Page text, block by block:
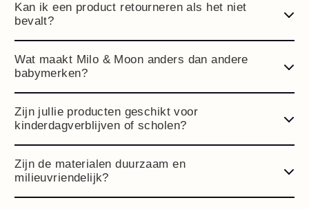
Kan ik een product retourneren als het niet
bevalt?
Wat maakt Milo & Moon anders dan andere
babymerken?
Zijn jullie producten geschikt voor
kinderdagverblijven of scholen?
Zijn de materialen duurzaam en
milieuvriendelijk?